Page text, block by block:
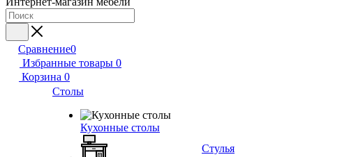
Сравнение0
Избранные товары 0
Корзина 0
Столы
Кухонные столы
Стулья